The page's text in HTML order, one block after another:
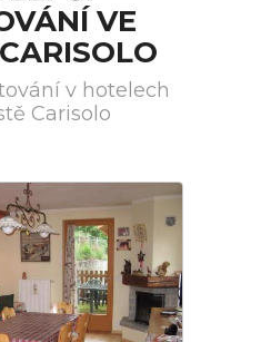
VE
v hotelech
Carisolo